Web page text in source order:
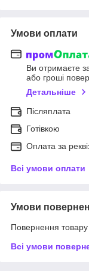
Умови оплати
Ви отримаєте
або гроші
Детальніше
Післяплата
Готівкою
Оплата за
Всі умови оплати
Умови
Повернення
Всі умови